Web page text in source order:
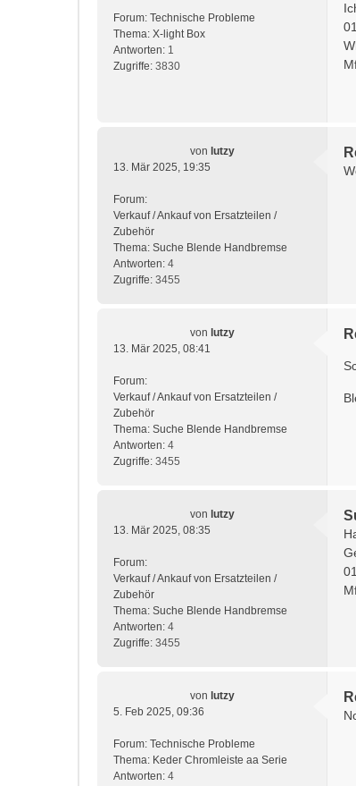
Forum: Technische Probleme
Thema: X-light Box
Antworten: 1
Zugriffe: 3830
von lutzy
13. Mär 2025, 19:35
Forum:
Verkauf / Ankauf von Ersatzteilen /
Zubehör
Thema: Suche Blende Handbremse
Antworten: 4
Zugriffe: 3455
von lutzy
13. Mär 2025, 08:41
Forum:
Verkauf / Ankauf von Ersatzteilen /
Zubehör
Thema: Suche Blende Handbremse
Antworten: 4
Zugriffe: 3455
von lutzy
13. Mär 2025, 08:35
Forum:
Verkauf / Ankauf von Ersatzteilen /
Zubehör
Thema: Suche Blende Handbremse
Antworten: 4
Zugriffe: 3455
von lutzy
5. Feb 2025, 09:36
Forum: Technische Probleme
Thema: Keder Chromleiste aa Serie
Antworten: 4